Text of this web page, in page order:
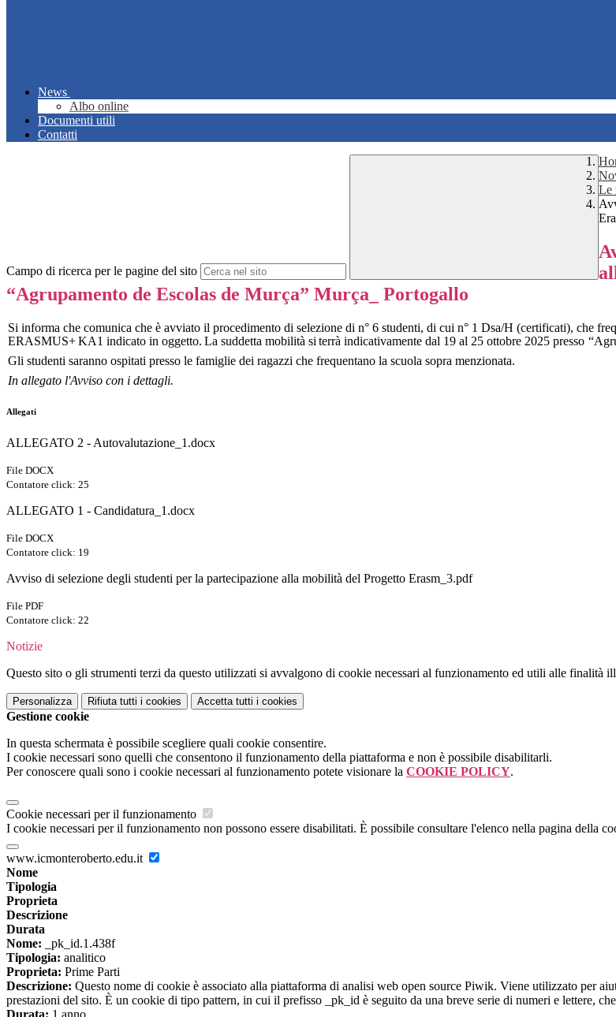
News
Albo online
Documenti utili
Contatti
Campo di ricerca per le pagine del sito
Le
“Agrupamento de Escolas de Murça” Murça_ Portogallo
Si informa che comunica che è avviato il procedimento di selezione di n° 6 studenti, di cui n° 1 Dsa/H (certificati), che
ERASMUS+ KA1 indicato in oggetto. La suddetta mobilità si terrà indicativamente dal 19 al 25 ottobre 2025 presso“
Gli studenti saranno ospitati presso le famiglie dei ragazzi che frequentano la scuola sopra menzionata.
In allegato l'Avviso con i dettagli.
Allegati
ALLEGATO 2 - Autovalutazione_1.docx
File DOCX
Contatore click: 25
ALLEGATO 1 - Candidatura_1.docx
File DOCX
Contatore click: 19
Avviso di selezione degli studenti per la partecipazione alla mobilità del Progetto Erasm_3.pdf
File PDF
Contatore click: 22
Notizie
Questo sito o gli strumenti terzi da questo utilizzati si avvalgono di cookie necessari al funzionamento ed utili alle finalità
Personalizza Rifiuta tutti i cookies Accetta tutti i cookies
Gestione cookie
In questa schermata è possibile scegliere quali cookie consentire.
I cookie necessari sono quelli che consentono il funzionamento della piattaforma e non è possibile disabilitarli.
Per conoscere quali sono i cookie necessari al funzionamento potete visionare la COOKIE POLICY.
Cookie necessari per il funzionamento
I cookie necessari per il funzionamento non possono essere disabilitati. È possibile consultare l'elenco nella pagina della
www.icmonteroberto.edu.it
Nome
Tipologia
Proprieta
Descrizione
Durata
Nome: _pk_id.1.438f
Tipologia: analitico
Proprieta: Prime Parti
Descrizione: Questo nome di cookie è associato alla piattaforma di analisi web open source Piwik. Viene utilizzato per
prestazioni del sito. È un cookie di tipo pattern, in cui il prefisso _pk_id è seguito da una breve serie di numeri e lettere,
Durata: 1 anno